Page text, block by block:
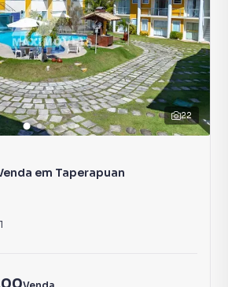
22
em Taperapuan
1
Venda